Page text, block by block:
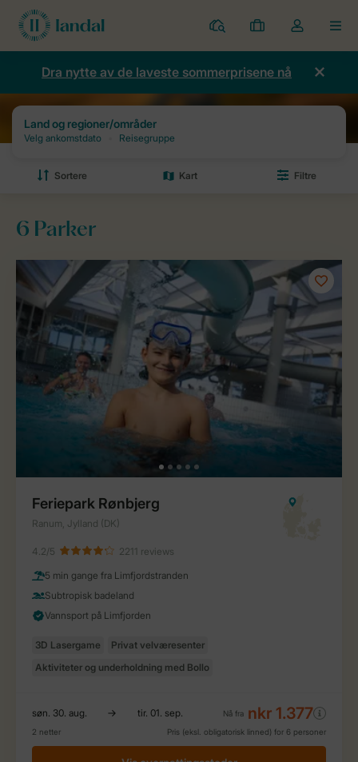
Parker
Mine
bestillinger
Toggle
the
my
dropdown
Dra nytte av de laveste sommerprisene nå